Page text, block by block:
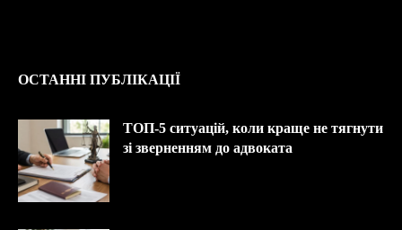
ОСТАННІ ПУБЛІКАЦІЇ
ТОП-5 ситуацій, коли краще не тягнути
зі зверненням до адвоката